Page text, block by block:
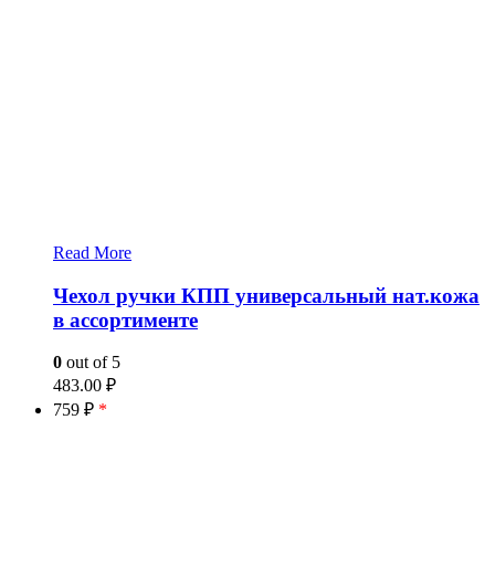
Read More
Чехол ручки КПП универсальный нат.кожа
в ассортименте
0 out of 5
483.00 ₽
759 ₽ *